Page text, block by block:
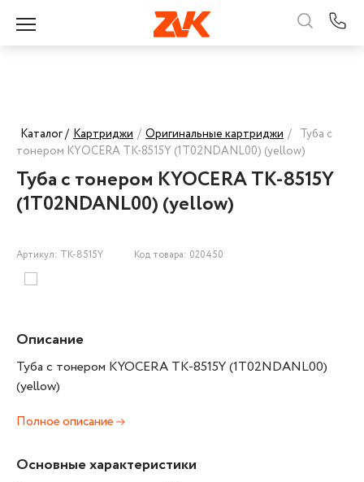
Каталог / Картриджи / Оригинальные картриджи / Туба с
тонером KYOCERA TK-8515Y (1T02NDANL00) (yellow)
Туба с тонером KYOCERA TK-8515Y
(1T02NDANL00) (yellow)
Артикул: TK-8515Y Код товара: 020450
Описание
Туба с тонером KYOCERA TK-8515Y (1T02NDANL00)
(yellow)
Полное описание
Основные характеристики